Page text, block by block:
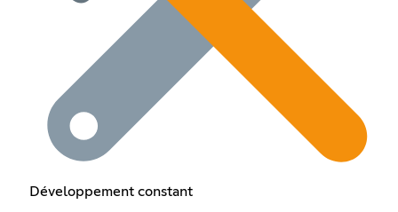
Développement constant